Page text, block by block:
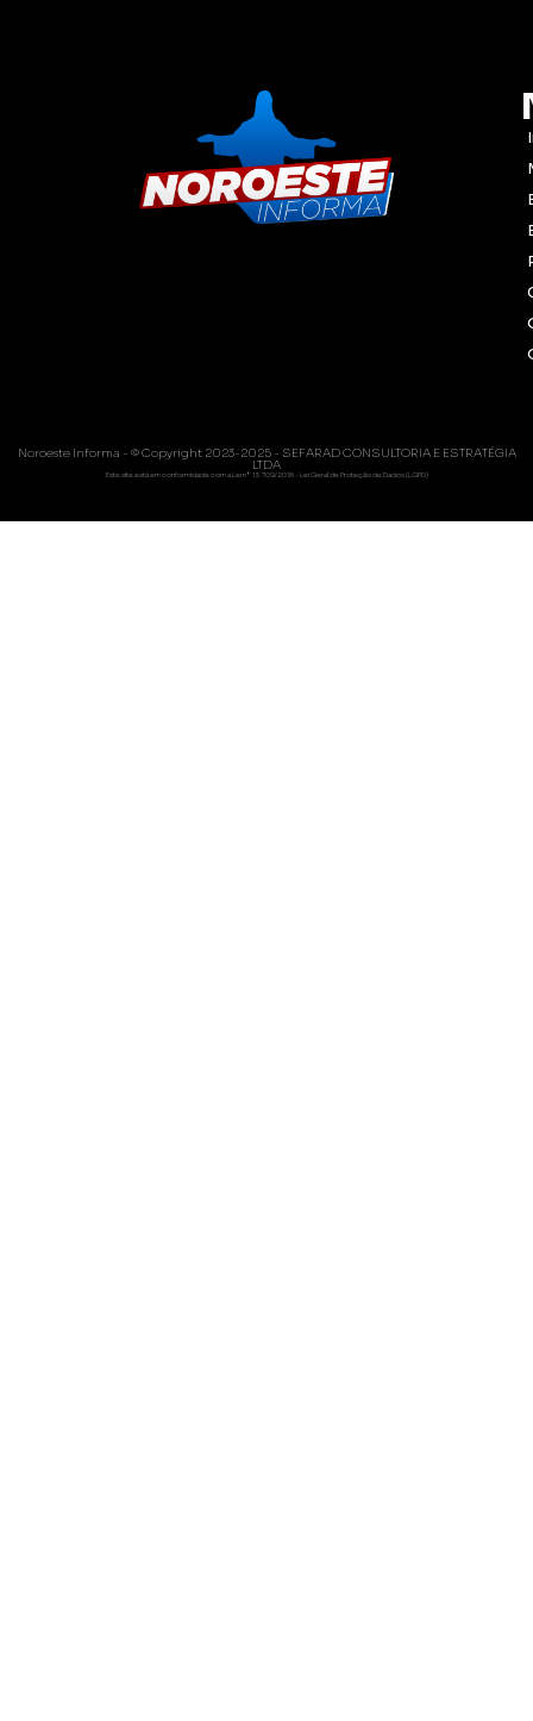
Noroeste Informa - © Copyright 2023-2025 - SEFARAD CONSULTORIA E ESTRATÉGIA
LTDA
Este site está em conformidade com a Lei nº 13.709/2018 - Lei Geral de Proteção de Dados (LGPD)